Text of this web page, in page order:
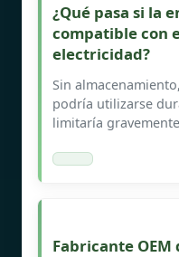
¿Qué pasa si la
compatible con
electricidad?
Sin
podría utilizarse
limitaría
Fabricante